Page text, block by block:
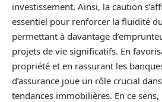
investissement. Ainsi, la caution
essentiel pour renforcer la fluidité
permettant à davantage
projets de vie significatifs. En
propriété et en rassurant les
d’assurance joue un rôle crucial
tendances immobilières. En ce